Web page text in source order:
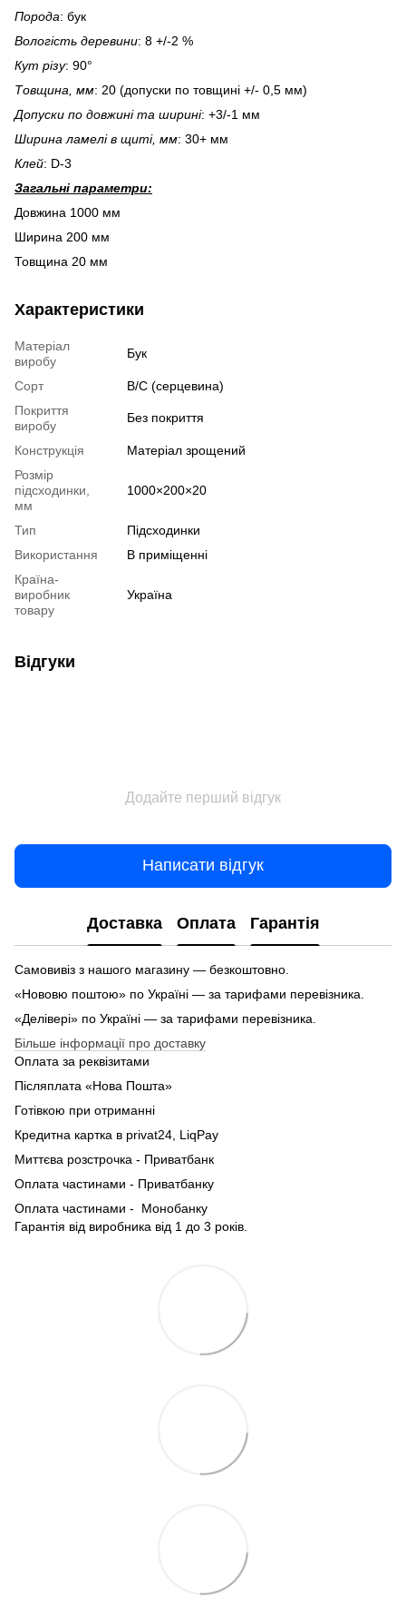
Порода: бук
Вологість деревини: 8 +/-2 %
Кут різу: 90°
Товщина, мм: 20 (допуски по товщині +/- 0,5 мм)
Допуски по довжині та ширині: +3/-1 мм
Ширина ламелі в щиті, мм: 30+ мм
Клей: D-3
Загальні параметри:
Довжина 1000 мм
Ширина 200 мм
Товщина 20 мм
Характеристики
Матеріал
виробу
Бук
Сорт
В/С (серцевина)
Покриття
виробу
Без покриття
Конструкція
Матеріал зрощений
Розмір
підсходинки,
мм
1000×200×20
Тип
Підсходинки
Використання
В приміщенні
Країна-
виробник
товару
Україна
Відгуки
Додайте перший відгук
Написати відгук
Доставка Оплата Гарантія
Самовивіз з нашого магазину — безкоштовно.
«Нововю поштою» по Україні — за тарифами перевізника.
«Делівері» по Україні — за тарифами перевізника.
Більше інформації про доставку
Оплата за реквізитами
Післяплата «Нова Пошта»
Готівкою при отриманні
Кредитна картка в privat24, LiqPay
Миттєва розстрочка - Приватбанк
Оплата частинами - Приватбанку
Оплата частинами - Монобанку
Гарантія від виробника від 1 до 3 років.